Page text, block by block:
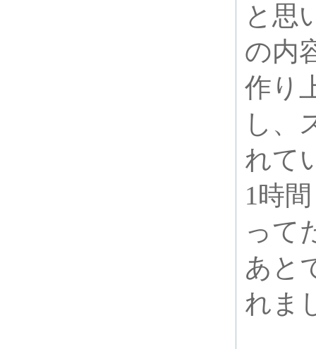
と思
の内
作り
し、
れて
1時
って
あと
れま